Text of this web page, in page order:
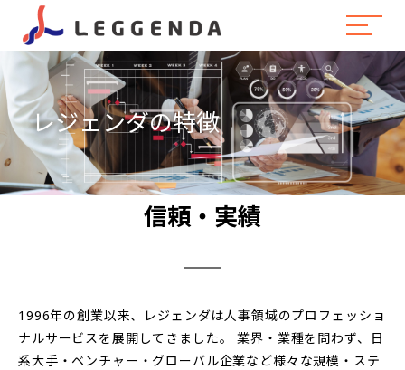
レジェンダの特徴
信頼・実績
1996年の創業以来、レジェンダは人事領域のプロフェッショ
ナルサービスを展開してきました。 業界・業種を問わず、日
系大手・ベンチャー・グローバル企業など様々な規模・ステ